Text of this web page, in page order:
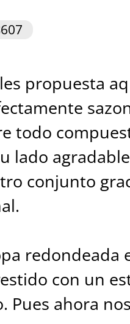
propuesta
todo
lado
conjunto
redondeada
con un
Pues ahora